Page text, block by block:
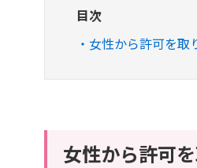
目次
女性から許可を取
女性から許可